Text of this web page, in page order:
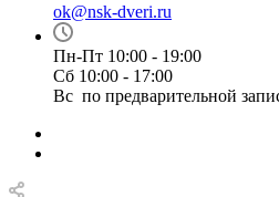
ok@nsk-dveri.ru
Пн-Пт 10:00 - 19:00
Сб 10:00 - 17:00
Вс по предварительной